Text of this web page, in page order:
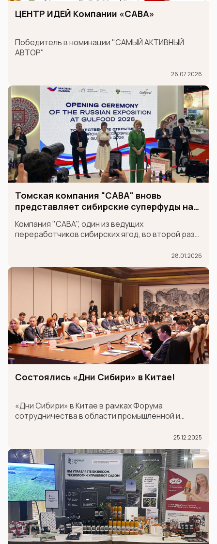
ЦЕНТР ИДЕЙ Компании «САВА»
Победитель в номинации "САМЫЙ АКТИВНЫЙ
АВТОР"
26.07.2026
Томская компания "САВА" вновь
представляет сибирские суперфуды на
Компания "САВА", один из ведущих
переработчиков сибирских ягод, во второй раз
международной продовольственной выставке
GULFOOD в составе экспозиции MADE IN RUSSIA,
которая проходит в Дубае 26-30 января.
28.01.2026
Состоялись «Дни Сибири» в Китае!
«Дни Сибири» в Китае в рамках Форума
сотрудничества в области промышленной и
провинцией Шаньдун и странами Шанхайской
организации сотрудничества (ШОС).
25.12.2025